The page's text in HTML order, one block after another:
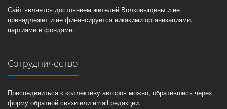
Сайт является достоянием жителей Волковыщины и не
принадлежит и не финансируется никакими организациями,
партиями и фондами.
Сотрудничество
Присоединиться к коллективу авторов можно, обратившись через
форму обратной связи или email редакции.